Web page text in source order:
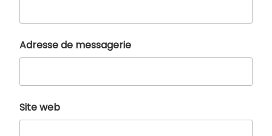
Adresse de messagerie
Site web